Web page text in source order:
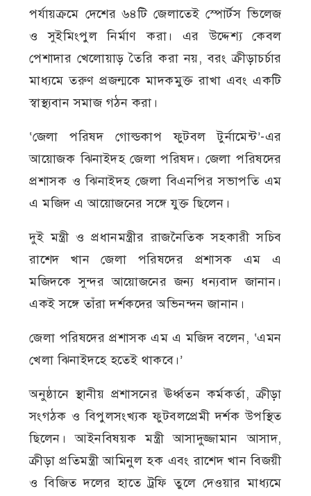
পর্যায়ক্রমে দেশের ৬৪টি জেলাতেই স্পোর্টস ভিলেজ
ও সুইমিংপুল নির্মাণ করা। এর উদ্দেশ্য কেবল
পেশাদার খেলোয়াড় তৈরি করা নয়, বরং ক্রীড়াচর্চার
মাধ্যমে তরুণ প্রজন্মকে মাদকমুক্ত রাখা এবং একটি
স্বাস্থ্যবান সমাজ গঠন করা।
‘জেলা পরিষদ গোল্ডকাপ ফুটবল টুর্নামেন্ট’-এর
আয়োজক ঝিনাইদহ জেলা পরিষদ। জেলা পরিষদের
প্রশাসক ও ঝিনাইদহ জেলা বিএনপির সভাপতি এম
এ মজিদ এ আয়োজনের সঙ্গে যুক্ত ছিলেন।
দুই মন্ত্রী ও প্রধানমন্ত্রীর রাজনৈতিক সহকারী সচিব
রাশেদ খান জেলা পরিষদের প্রশাসক এম এ
মজিদকে সুন্দর আয়োজনের জন্য ধন্যবাদ জানান।
একই সঙ্গে তাঁরা দর্শকদের অভিনন্দন জানান।
জেলা পরিষদের প্রশাসক এম এ মজিদ বলেন, ‘এমন
খেলা ঝিনাইদহে হতেই থাকবে।’
অনুষ্ঠানে স্থানীয় প্রশাসনের ঊর্ধ্বতন কর্মকর্তা, ক্রীড়া
সংগঠক ও বিপুলসংখ্যক ফুটবলপ্রেমী দর্শক উপস্থিত
ছিলেন। আইনবিষয়ক মন্ত্রী আসাদুজ্জামান আসাদ,
ক্রীড়া প্রতিমন্ত্রী আমিনুল হক এবং রাশেদ খান বিজয়ী
ও বিজিত দলের হাতে ট্রফি তুলে দেওয়ার মাধ্যমে